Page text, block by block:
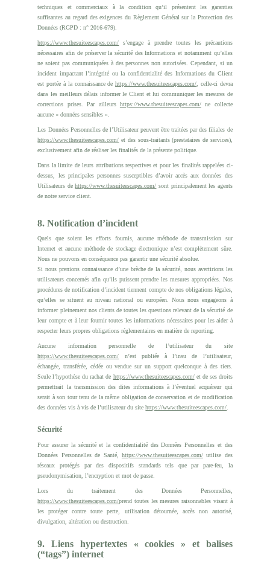
techniques et commerciaux à la condition qu’il présentent les garanties
suffisantes au regard des exigences du Règlement Général sur la Protection des
Données (RGPD : n° 2016-679).
https://www.thesuiteescapes.com/ s’engage à prendre toutes les précautions
nécessaires afin de préserver la sécurité des Informations et notamment qu’elles
ne soient pas communiquées à des personnes non autorisées. Cependant, si un
incident impactant l’intégrité ou la confidentialité des Informations du Client
est portée à la connaissance dehttps://www.thesuiteescapes.com/, celle-ci devra
dans les meilleurs délais informer le Client et lui communiquer les mesures de
corrections prises. Par ailleurs https://www.thesuiteescapes.com/ne collecte
aucune « données sensibles ».
Les Données Personnelles de l’Utilisateur peuvent être traitées par des filiales de
https://www.thesuiteescapes.com/ et des sous-traitants (prestataires de services),
exclusivement afin de réaliser les finalités de la présente politique.
Dans la limite de leurs attributions respectives et pour les finalités rappelées ci-
dessus, les principales personnes susceptibles d’avoir accès aux données des
Utilisateurs dehttps://www.thesuiteescapes.com/ sont principalement les agents
de notre service client.
8. Notification d’incident
Quels que soient les efforts fournis, aucune méthode de transmission sur
Internet et aucune méthode de stockage électronique n’est complètement sûre.
Nous ne pouvons en conséquence pas garantir une sécurité absolue.
Si nous prenions connaissance d’une brèche de la sécurité, nous avertirions les
utilisateurs concernés afin qu’ils puissent prendre les mesures appropriées. Nos
procédures de notification d’incident tiennent compte de nos obligations légales,
qu’elles se situent au niveau national ou européen. Nous nous engageons à
informer pleinement nos clients de toutes les questions relevant de la sécurité de
leur compte et à leur fournir toutes les informations nécessaires pour les aider à
respecter leurs propres obligations réglementaires en matière de reporting.
Aucune information personnelle de l’utilisateur du site
https://www.thesuiteescapes.com/ n’est publiée à l’insu de l’utilisateur,
échangée, transférée, cédée ou vendue sur un support quelconque à des tiers.
Seule l’hypothèse du rachat de https://www.thesuiteescapes.com/et de ses droits
permettrait la transmission des dites informations à l’éventuel acquéreur qui
serait à son tour tenu de la même obligation de conservation et de modification
des données vis à vis de l’utilisateur du sitehttps://www.thesuiteescapes.com/.
Sécurité
Pour assurer la sécurité et la confidentialité des Données Personnelles et des
Données Personnelles de Santé, https://www.thesuiteescapes.com/utilise des
réseaux protégés par des dispositifs standards tels que par pare-feu, la
pseudonymisation, l’encryption et mot de passe.
Lors du traitement des Données Personnelles,
https://www.thesuiteescapes.com/prend toutes les mesures raisonnables visant à
les protéger contre toute perte, utilisation détournée, accès non autorisé,
divulgation, altération ou destruction.
9. Liens hypertextes « cookies » et balises
(“tags”) internet